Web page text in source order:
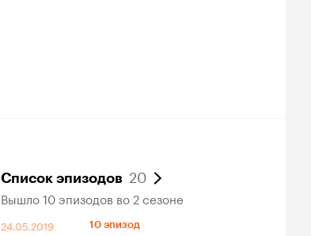
Список эпизодов 20
Вышло 10 эпизодов во 2 сезоне
24.05.2019 10 эпизод